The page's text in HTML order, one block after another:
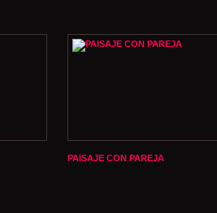
PAISAJE CON PAREJA